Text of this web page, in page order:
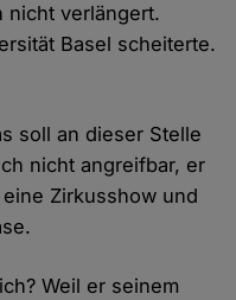
nicht verlängert.
Basel scheiterte.
soll an dieser Stelle
nicht angreifbar, er
Zirkusshow und
Weil er seinem